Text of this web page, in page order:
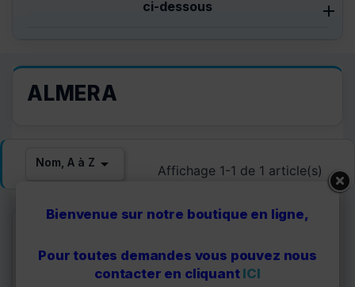
ci-dessous
ALMERA
Nom, A à Z  Affichage 1-1 de 1 article(s)
Bienvenue sur notre boutique en ligne,
Pour toutes demandes vous pouvez nous
contacter en cliquant ICI